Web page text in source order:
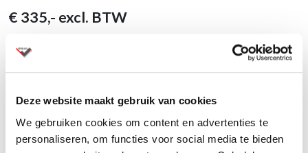
Deze website maakt gebruik van cookies
We gebruiken cookies om content en advertenties te
personaliseren, om functies voor social media te bieden
€ 335,- excl. BTW
Toevoegen aan winkelwagen
Dit model is te bekijken in onze showroom
Levertijd binnen 2 weken